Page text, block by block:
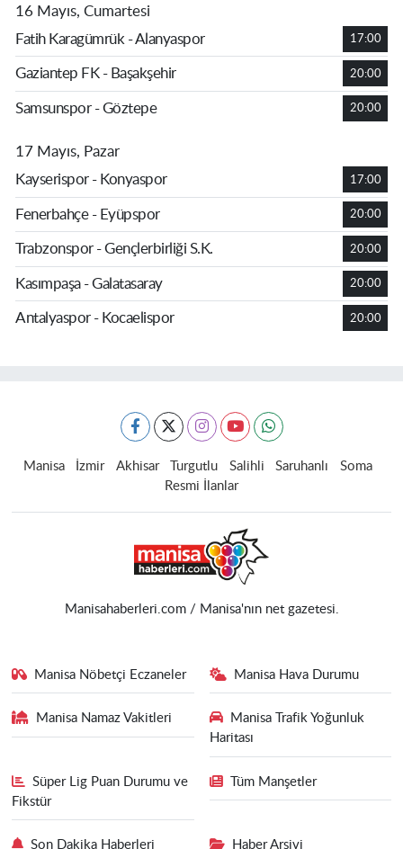
16 Mayıs, Cumartesi
Fatih Karagümrük - Alanyaspor
17:00
Gaziantep FK - Başakşehir 20:00
Samsunspor - Göztepe 20:00
17 Mayıs, Pazar
Kayserispor - Konyaspor
17:00
Fenerbahçe - Eyüpspor 20:00
Trabzonspor - Gençlerbirliği S.K. 20:00
Kasımpaşa - Galatasaray 20:00
Antalyaspor - Kocaelispor 20:00
Manisa İzmir Akhisar Turgutlu Salihli Saruhanlı
Soma
Resmi İlanlar
Manisahaberleri.com / Manisa'nın net gazetesi.
Manisa Nöbetçi Eczaneler Manisa Hava Durumu
Manisa Namaz Vakitleri
Manisa Trafik Yoğunluk
Haritası
Süper Lig Puan Durumu ve
Fikstür
Tüm Manşetler
Son Dakika Haberleri Haber Arşivi